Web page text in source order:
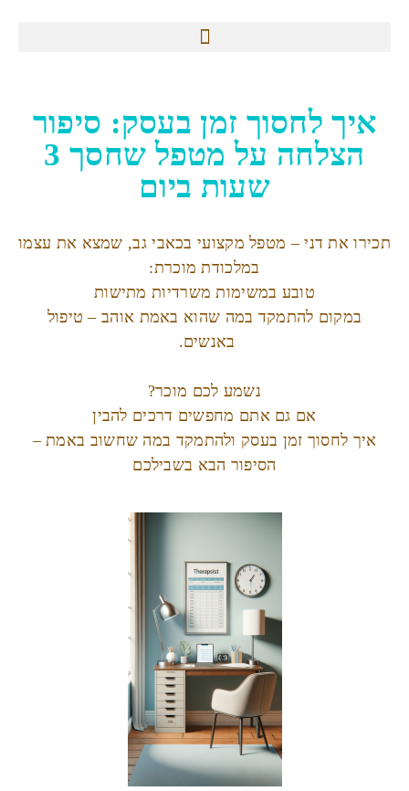
איך לחסוך זמן בעסק: סיפור
הצלחה על מטפל שחסך 3
שעות ביום
תכירו את דני – מטפל מקצועי בכאבי גב, שמצא את עצמו
במלכודת מוכרת:
טובע במשימות משרדיות מתישות
במקום להתמקד במה שהוא באמת אוהב – טיפול
באנשים.
נשמע לכם מוכר?
אם גם אתם מחפשים דרכים להבין
איך לחסוך זמן בעסק ולהתמקד במה שחשוב באמת –
הסיפור הבא בשבילכם